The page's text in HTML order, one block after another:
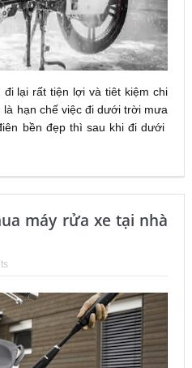
lại rất tiện lợi và tiêt kiệm chi
hạn chế việc đi dưới trời mưa
bền đẹp thì sau khi đi dưới
máy rửa xe tại nhà